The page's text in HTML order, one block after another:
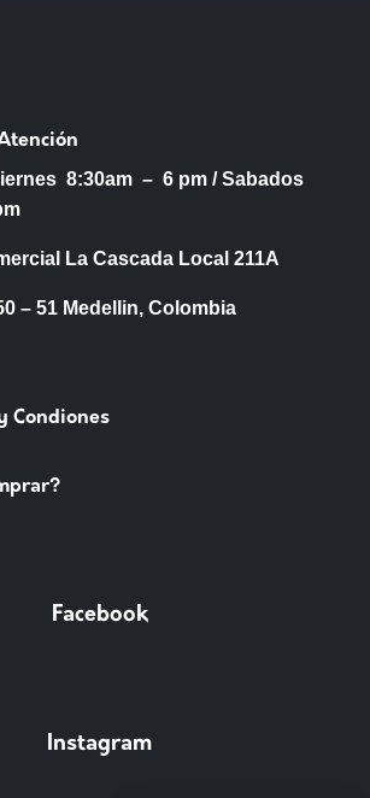
8:30am – 6 pm /Sabados
La Cascada Local 211A
– 51 Medellin, Colombia
Condiones
Facebook
Instagram